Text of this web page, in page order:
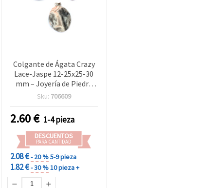
Colgante de Ágata Crazy
Lace-Jaspe 12-25x25-30
mm – Joyería de Piedra
Natural
Sku: 706609
2.60€ 1-4 pieza
DESCUENTOS
PARA CANTIDAD
2.08 €- 20 %5-9 pieza
1.82 €- 30 %10 pieza +